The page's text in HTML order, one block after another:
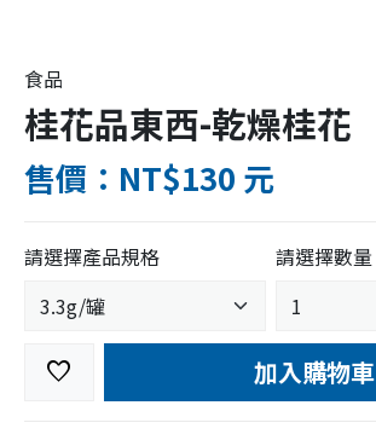
食品
桂花品東西-乾燥桂花
售價：NT$130 元
請選擇產品規格 請選擇數量
favorite 加入購物車